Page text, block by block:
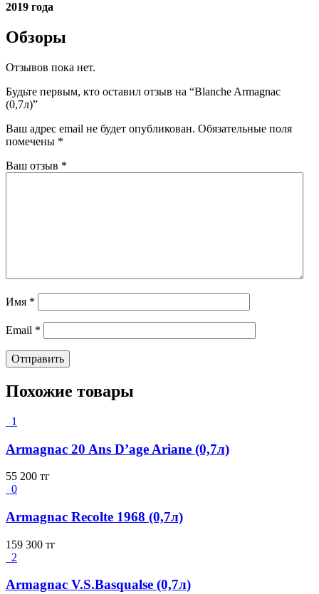
2019 года
Обзоры
Отзывов пока нет.
Будьте первым, кто оставил отзыв на “Blanche Armagnac
(0,7л)”
Ваш адрес email не будет опубликован. Обязательные поля
помечены *
Ваш отзыв *
Имя *
Email *
Похожие товары
1
Armagnac 20 Ans D’age Ariane (0,7л)
55 200 тг
0
Armagnac Recolte 1968 (0,7л)
159 300 тг
2
Armagnac V.S.Basqualse (0,7л)